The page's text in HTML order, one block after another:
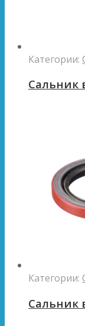
Категории:
Сальник
Категории:
Сальник